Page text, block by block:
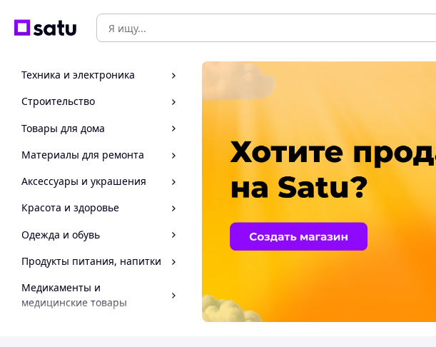
Техника и электроника
Строительство
Товары для дома
Материалы для ремонта
Аксессуары и украшения
Красота и здоровье
Одежда и обувь
Продукты питания, напитки
Медикаменты и
медицинские товары